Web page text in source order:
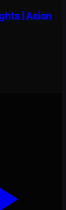
| Asian